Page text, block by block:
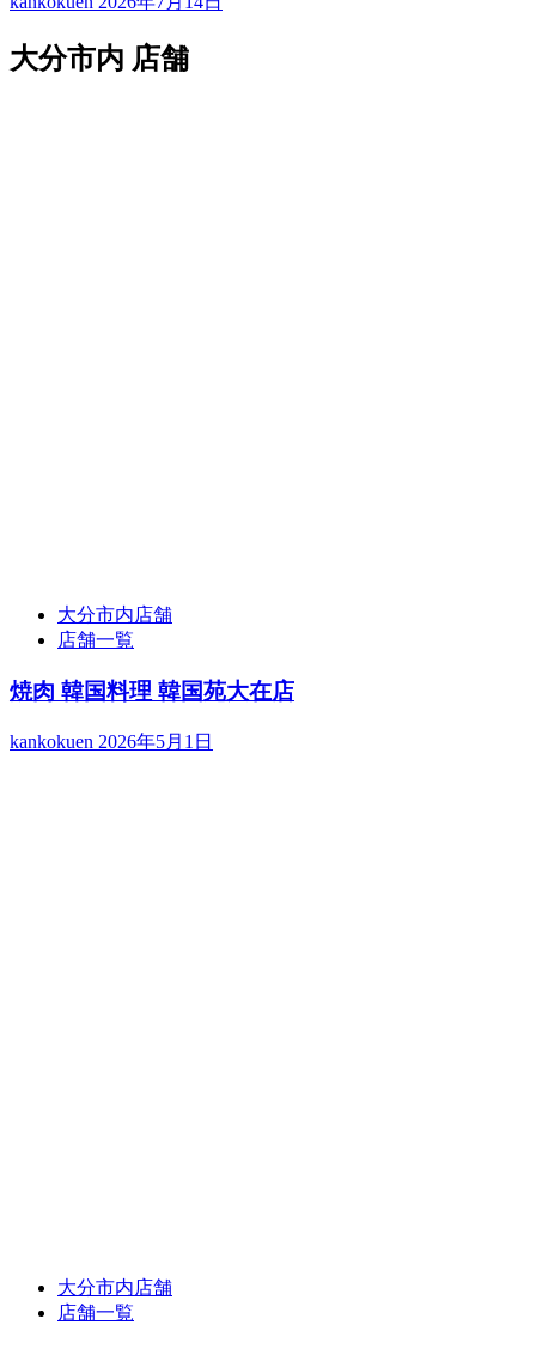
大分市内 店舗
大分市内店舗
店舗一覧
焼肉 韓国料理 韓国苑大在店
kankokuen 2026年5月1日
大分市内店舗
店舗一覧